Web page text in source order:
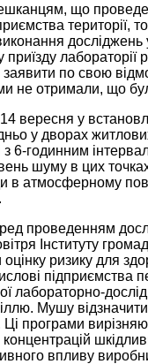
що
досліджень
приїзду
по свою
не отримали, що
вересня у
у дворах
6-годинним
шуму в цих
в атмосферному
проведенням
Інституту
ризику для
Мушу
програми
впливу